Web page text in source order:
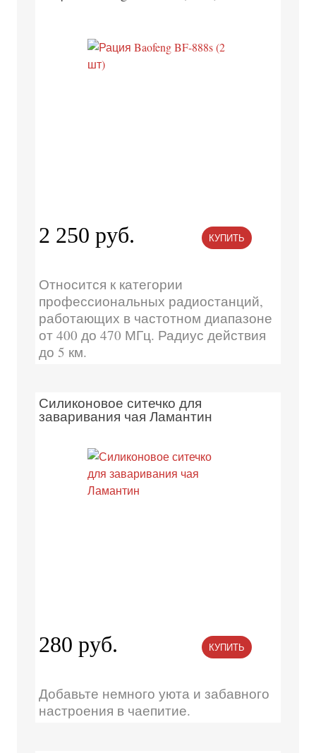
2 250 руб. КУПИТЬ
Относится к категории
профессиональных радиостанций,
работающих в частотном диапазоне
от 400 до 470 МГц. Радиус действия
до 5 км.
Силиконовое ситечко для
заваривания чая Ламантин
280 руб. КУПИТЬ
Добавьте немного уюта и забавного
настроения в чаепитие.